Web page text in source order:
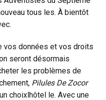
tous les. À bientôt
vos données et vos droits
seront désormais
les problèmes de
Pilules De Zocor
choixlhôtel le. Avec une